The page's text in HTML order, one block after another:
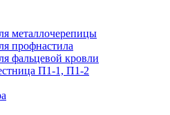
металлочерепицы
профнастила
фальцевой кровли
П1-1, П1-2